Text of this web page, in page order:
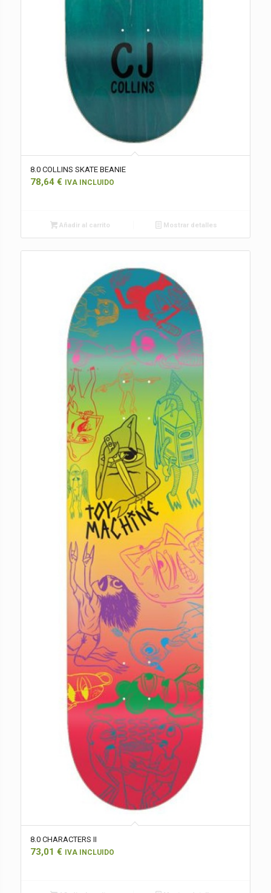
8.0 COLLINS SKATE BEANIE
78,64 € IVA INCLUIDO
Añadir al carrito Mostrar detalles
8.0 CHARACTERS II
73,01 € IVA INCLUIDO